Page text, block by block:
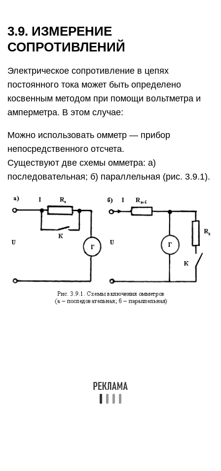
Уравнение шкалы последовательной схемы
где г — сопротивление цепи гальванометра. При
угол поворота подвижной части прибора
определяется величиной измеряемого
сопротивления Rx. Поэтому шкала прибора
может быть непосредственно проградуирована
в Омах. Ключ K используется для установки
стрелки прибора в нулевое
положение. Омметры параллельного типа